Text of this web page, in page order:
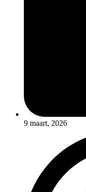
9 maart, 2026